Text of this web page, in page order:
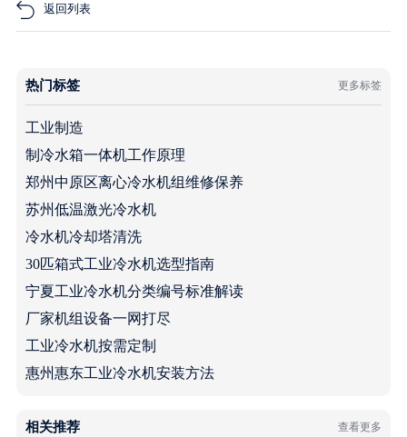
返回列表
热门标签 更多标签
工业制造
制冷水箱一体机工作原理
郑州中原区离心冷水机组维修保养
苏州低温激光冷水机
冷水机冷却塔清洗
30匹箱式工业冷水机选型指南
宁夏工业冷水机分类编号标准解读
厂家机组设备一网打尽
工业冷水机按需定制
惠州惠东工业冷水机安装方法
相关推荐 查看更多